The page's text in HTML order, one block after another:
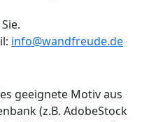
info@wandfreude.de
geeignete Motiv aus
(z.B. AdobeStock